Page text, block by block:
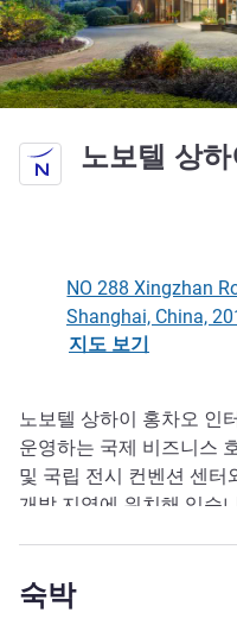
노보텔 상
NO 288 Xingzhan
Shanghai, China,
지도 보기
호텔설명
노보텔 상하이 홍차오 인
운영하는 국제 비즈니스
및 국립 전시 컨벤션 센터
개발 지역에 위치해 있습
숙박